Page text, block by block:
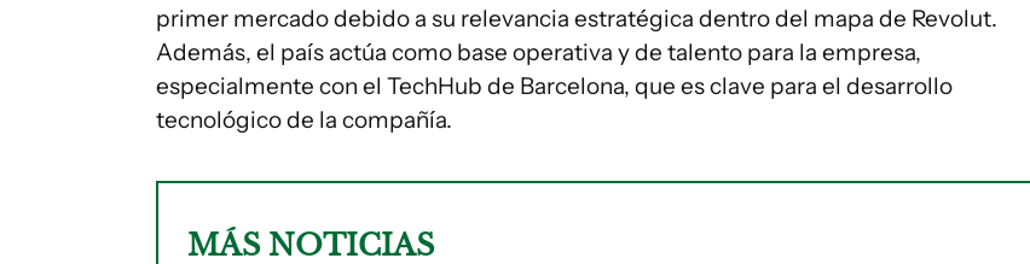
primer mercado debido a su relevancia estratégica dentro del mapa de Revolut.
Además, el país actúa como base operativa y de talento para la empresa,
especialmente con el TechHub de Barcelona, que es clave para el desarrollo
tecnológico de la compañía.
MÁS NOTICIAS